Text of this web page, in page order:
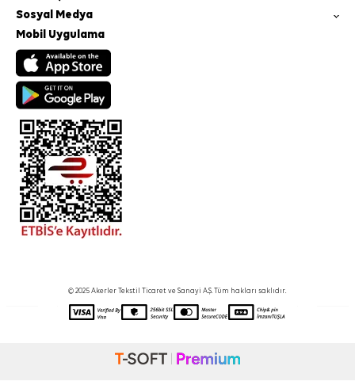
Sosyal Medya
Mobil Uygulama
© 2025 Akerler Tekstil Ticaret ve Sanayi A.Ş. Tüm hakları saklıdır.